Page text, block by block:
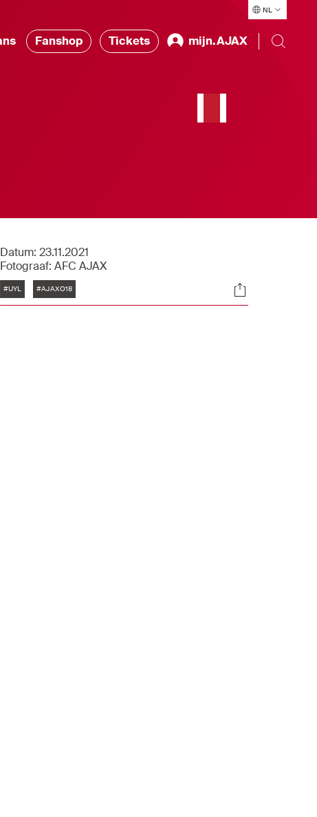
NL
Fanshop Tickets mijn.AJAX
Datum: 23.11.2021
Fotograaf: AFC AJAX
Tags
#UYL #AJAXO18 Socials